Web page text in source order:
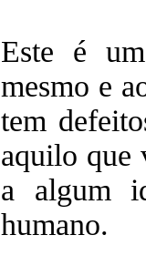
Este é
mesmo e
tem
aquilo que
a algum
humano.